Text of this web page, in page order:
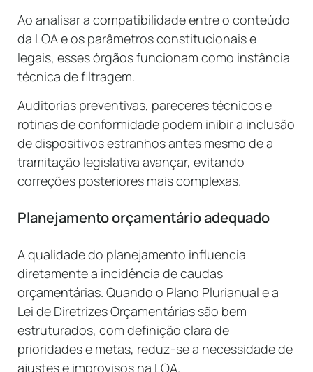
Ao analisar a compatibilidade entre o conteúdo
da LOA e os parâmetros constitucionais e
legais, esses órgãos funcionam como instância
técnica de filtragem.
Auditorias preventivas, pareceres técnicos e
rotinas de conformidade podem inibir a inclusão
de dispositivos estranhos antes mesmo de a
tramitação legislativa avançar, evitando
correções posteriores mais complexas.
Planejamento orçamentário adequado
A qualidade do planejamento influencia
diretamente a incidência de caudas
orçamentárias. Quando o Plano Plurianual e a
Lei de Diretrizes Orçamentárias são bem
estruturados, com definição clara de
prioridades e metas, reduz-se a necessidade de
ajustes e improvisos na LOA.